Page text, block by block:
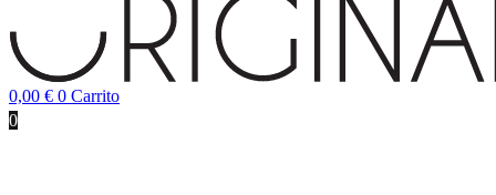
0,00 € 0 Carrito
0